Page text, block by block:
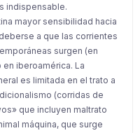
indispensable.
mayor sensibilidad hacia
a que las corrientes
surgen (en
iberoamérica. La
es limitada en el trato a
(corridas de
que incluyen maltrato
máquina, que surge